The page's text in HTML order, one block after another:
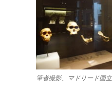
筆者撮影、マドリード国